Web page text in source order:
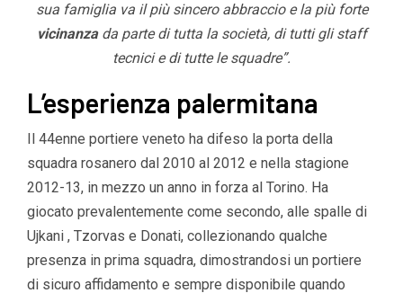
sua famiglia va il più sincero abbraccio e la più forte
vicinanzada parte di tutta la società, di tutti gli staff
tecnici e di tutte le squadre”.
L’esperienza palermitana
Il 44enne portiere veneto ha difeso la porta della
squadra rosanero dal 2010 al 2012 e nella stagione
2012-13, in mezzo un anno in forza al Torino. Ha
giocato prevalentemente come secondo, alle spalle di
Ujkani , Tzorvas e Donati, collezionando qualche
presenza in prima squadra, dimostrandosi un portiere
di sicuro affidamento e sempre disponibile quando